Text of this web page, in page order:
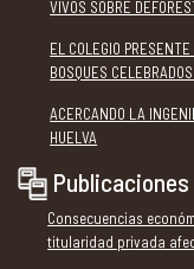
VIVOS SOBRE
EL COLEGIO
BOSQUES
ACERCANDO LA
HUELVA
Publicaciones
Consecuencias
titularidad privada